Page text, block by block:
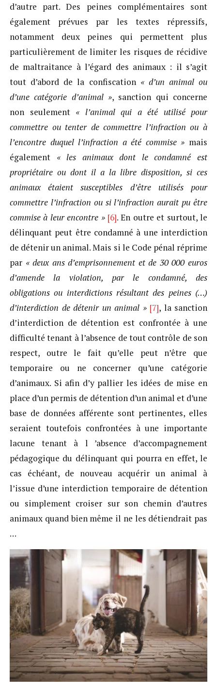
d’autre part. Des peines complémentaires sont
également prévues par les textes répressifs,
notamment deux peines qui permettent plus
particulièrement de limiter les risques de récidive
de maltraitance à l’égard des animaux : il s’agit
tout d’abord de la confiscation « d’un animal ou
d’une catégorie d’animal », sanction qui concerne
non seulement « l’animal qui a été utilisé pour
commettre ou tenter de commettre l’infraction ou à
l’encontre duquel l’infraction a été commise » mais
également « les animaux dont le condamné est
propriétaire ou dont il a la libre disposition, si ces
animaux étaient susceptibles d’être utilisés pour
commettre l’infraction ou si l’infraction aurait pu être
commise à leur encontre »[6]. En outre et surtout, le
délinquant peut être condamné à une interdiction
de détenir un animal. Mais si le Code pénal réprime
par « deux ans d’emprisonnement et de 30 000 euros
d’amende la violation, par le condamné, des
obligations ou interdictions résultant des peines (…)
d’interdiction de détenir un animal »[7], la sanction
d’interdiction de détention est confrontée à une
difficulté tenant à l’absence de tout contrôle de son
respect, outre le fait qu’elle peut n’être que
temporaire ou ne concerner qu’une catégorie
d’animaux. Si afin d’y pallier les idées de mise en
place d’un permis de détention d’un animal et d’une
base de données afférente sont pertinentes, elles
seraient toutefois confrontées à une importante
lacune tenant à l ’absence d’accompagnement
pédagogique du délinquant qui pourra en effet, le
cas échéant, de nouveau acquérir un animal à
l’issue d’une interdiction temporaire de détention
ou simplement croiser sur son chemin d’autres
animaux quand bien même il ne les détiendrait pas
…